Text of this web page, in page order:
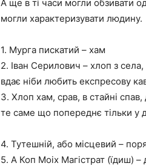
А ще в ті часи могли обзивати
могли характеризувати людину.
1. Мурга пискатий – хам
2. Іван Серилович – хлоп з
вдає ніби любить експресову
3. Хлоп хам, срав, в стайні
те саме що попереднє тільки у
4. Тутешній, або місцевий –
5. А Коп Моіх Магістрат (їдиш)